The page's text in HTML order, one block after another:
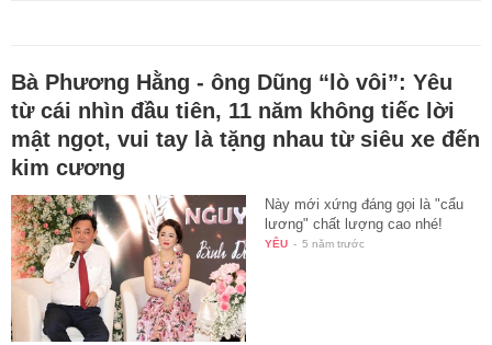
Bà Phương Hằng - ông Dũng “lò vôi”: Yêu
từ cái nhìn đầu tiên, 11 năm không tiếc lời
mật ngọt, vui tay là tặng nhau từ siêu xe đến
kim cương
Này mới xứng đáng gọi là "cẩu
lương" chất lượng cao nhé!
YÊU - 5 năm trước